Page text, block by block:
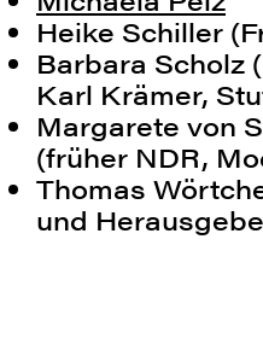
Heike Schiller
Barbara Scholz
Karl Krämer,
Margarete von
(früher NDR,
Thomas
und